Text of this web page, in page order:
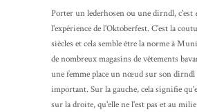
Porter un lederhosen ou une dirndl, c'est
l'expérience de l'Oktoberfest. C'est la
siècles et cela semble être la norme à
de nombreux magasins de vêtements
une femme place un nœud sur son dirndl
important. Sur la gauche, cela signifie
sur la droite, qu'elle ne l'est pas et au